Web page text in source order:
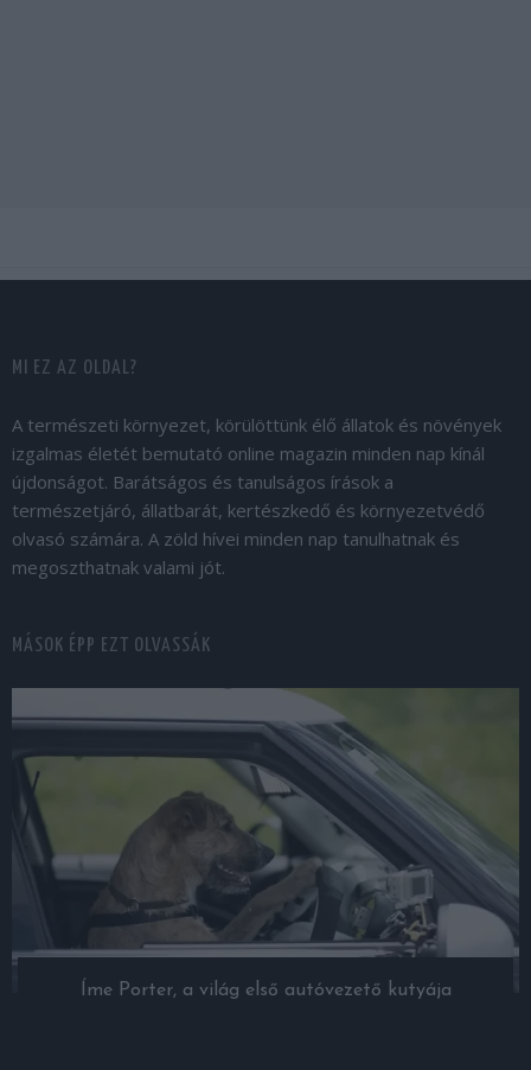
MI EZ AZ OLDAL?
A természeti környezet, körülöttünk élő állatok és növények
izgalmas életét bemutató online magazin minden nap kínál
újdonságot. Barátságos és tanulságos írások a
természetjáró, állatbarát, kertészkedő és környezetvédő
olvasó számára. A zöld hívei minden nap tanulhatnak és
megoszthatnak valami jót.
MÁSOK ÉPP EZT OLVASSÁK
Íme Porter, a világ első autóvezető kutyája